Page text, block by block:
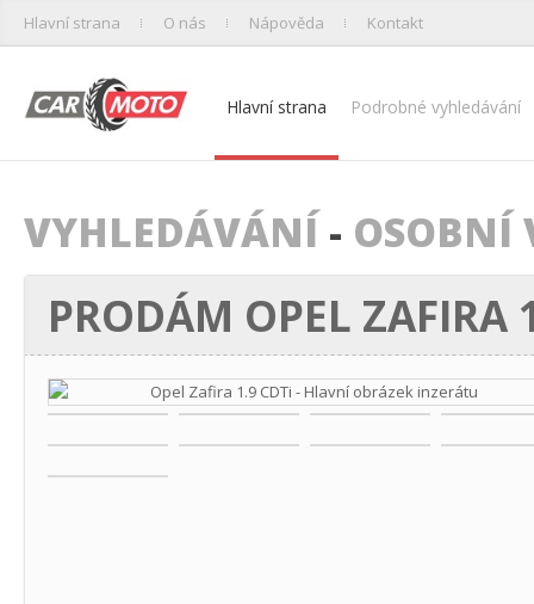
Hlavní strana O nás Nápověda Kontakt
Hlavní strana Podrobné vyhledávání
VYHLEDÁVÁNÍ - OSOBNÍ
PRODÁM OPEL ZAFIRA